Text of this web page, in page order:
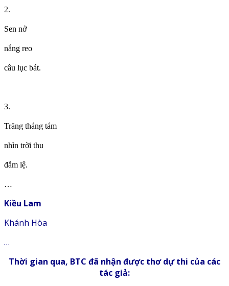
2.
Sen nở
nắng reo
câu lục bát.
3.
Trăng tháng tám
nhìn trời thu
đẫm lệ.
…
Kiều Lam
Khánh Hòa
…
Thời gian qua, BTC đã nhận được thơ dự thi của các
tác giả: